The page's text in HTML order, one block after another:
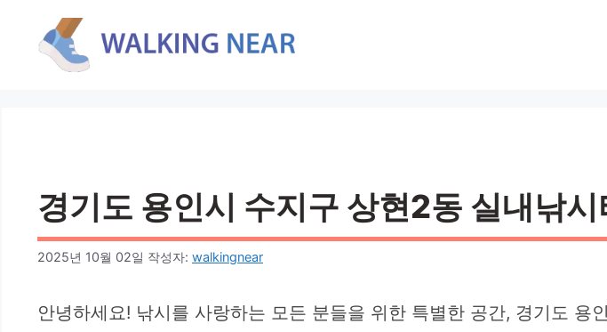
경기도 용인시 수지구 상현2동 실내낚
2025년 10월 02일 작성자: walkingnear
안녕하세요! 낚시를 사랑하는 모든 분들을 위한 특별한 공간, 경기도